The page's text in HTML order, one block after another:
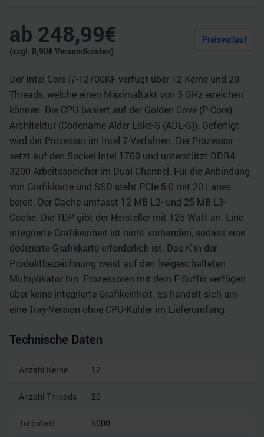
ab 248,99€
(zzgl. 8,90€ Versandkosten)
Preisverlauf
Der Intel Core i7-12700KF verfügt über 12 Kerne und 20
Threads, welche einen Maximaltakt von 5 GHz erreichen
können. Die CPU basiert auf der Golden Cove (P-Core)
Architektur (Codename Alder Lake-S (ADL-S)). Gefertigt
wird der Prozessor im Intel 7-Verfahren. Der Prozessor
setzt auf den Sockel Intel 1700 und unterstützt DDR4-
3200 Arbeitsspeicher im Dual Channel. Für die Anbindung
von Grafikkarte und SSD steht PCIe 5.0 mit 20 Lanes
bereit. Der Cache umfasst 12 MB L2- und 25 MB L3-
Cache. Die TDP gibt der Hersteller mit 125 Watt an. Eine
integrierte Grafikeinheit ist nicht vorhanden, sodass eine
dedizierte Grafikkarte erforderlich ist. Das K in der
Produktbezeichnung weist auf den freigeschalteten
Multiplikator hin. Prozessoren mit dem F-Suffix verfügen
über keine integrierte Grafikeinheit. Es handelt sich um
eine Tray-Version ohne CPU-Kühler im Lieferumfang.
Technische Daten
Anzahl Kerne 12
Anzahl Threads 20
Turbotakt 5000